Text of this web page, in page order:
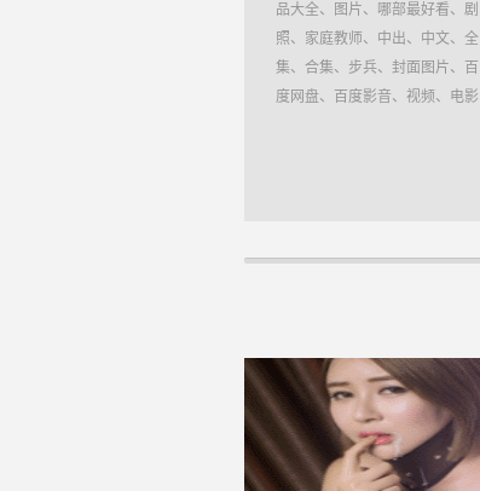
品大全、图片、哪部最好看、剧
照、家庭教师、中出、中文、全
集、合集、步兵、封面图片、百
度网盘、百度影音、视频、电影